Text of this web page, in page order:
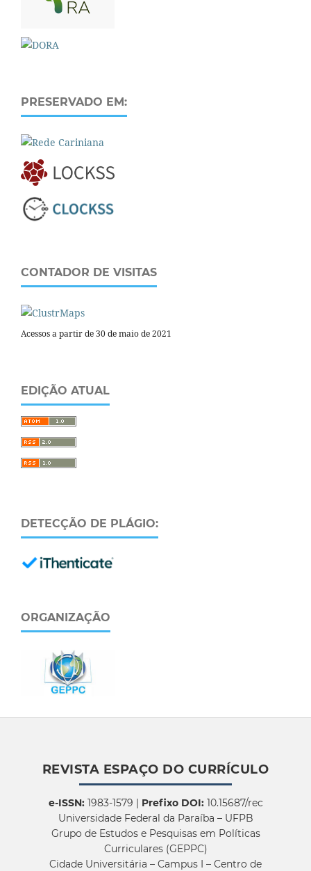
PRESERVADO EM:
CONTADOR DE VISITAS
Acessos a partir de 30 de maio de 2021
EDIÇÃO ATUAL
DETECÇÃO DE PLÁGIO:
ORGANIZAÇÃO
REVISTA ESPAÇO DO CURRÍCULO
e-ISSN:1983-1579 | Prefixo DOI:10.15687/rec
Universidade Federal da Paraíba – UFPB
Grupo de Estudos e Pesquisas em Políticas
Curriculares (GEPPC)
Cidade Universitária – Campus I – Centro de